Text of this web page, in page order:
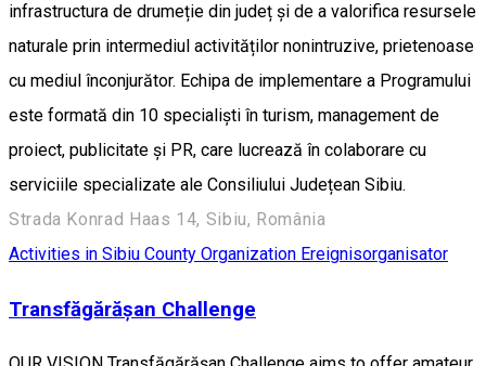
infrastructura de drumeție din județ și de a valorifica resursele
naturale prin intermediul activităților nonintruzive, prietenoase
cu mediul înconjurător. Echipa de implementare a Programului
este formată din 10 specialiști în turism, management de
proiect, publicitate și PR, care lucrează în colaborare cu
serviciile specializate ale Consiliului Județean Sibiu.
Strada Konrad Haas 14, Sibiu, România
Activities in Sibiu County Organization Ereignisorganisator
Transfăgărășan Challenge